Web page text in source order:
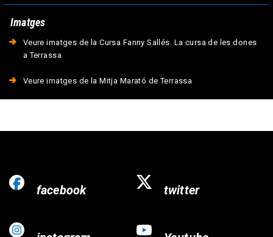
Imatges
Veure imatges de la Cursa Fanny Sallés. La cursa de les dones
a Terrassa
Veure imatges de la Mitja Marató de Terrassa
facebook twitter